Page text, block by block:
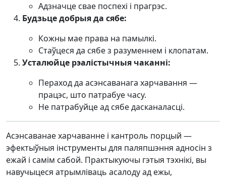
Адзначце свае поспехі і прагрэc.
Будзьце добрыя да сябе:
Кожны мае права на памылкі.
Стаўцеся да сябе з разуменнем і клопатам.
Усталюйце рэалістычныя чаканні:
Пераход да асэнсаванага харчавання —
працэс, што патрабуе часу.
Не патрабуйце ад сябе дасканаласці.
Асэнсаванае харчаванне і кантроль порцый —
эфектыўныя інструменты для паляпшэння адносін з
ежай і самім сабой. Практыкуючы гэтыя тэхнікі, вы
навучыцеся атрымліваць асалоду ад ежы,